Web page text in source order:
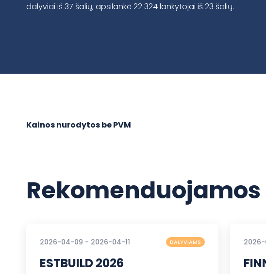
dalyviai iš 37 šalių, apsilankė 22 324 lankytojai iš 23 šalių.
Kainos nurodytos be PVM
2026-04-09 - 2026-04-11 DALYVIAMS
ESTBUILD 2026